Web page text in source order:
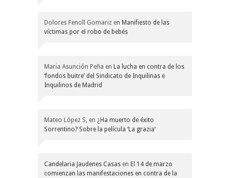
Dolores Fenoll Gomariz en Manifiesto de las
víctimas por el robo de bebés
Maria Asunción Peña en La lucha en contra de los
‘fondos buitre’ del Sindicato de Inquilinas e
Inquilinos de Madrid
Mateo López S, en ¿Ha muerto de éxito
Sorrentino? Sobre la película ‘La grazia’
Candelaria Jaudenes Casas en El 14 de marzo
comienzan las manifestaciones en contra de la